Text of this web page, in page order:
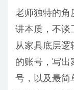
老师独特的角
讲本质，不谈
从家具底层逻
的账号，写出
号，以及最简